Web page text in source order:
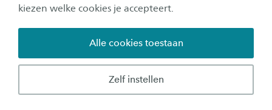
kiezen welke cookies je accepteert.
Zelf instellen
Alle cookies toestaan
de vele studenten die in de straten van de stad
te vinden was. Studenten kwamen van heinde
en verre, het Latijn was hun internationale
voertaal. Het Athenaeum Illustre, dat in de 17e
eeuw ontstond was een school voor
wetenschappelijk onderwijs. Het instituut kan